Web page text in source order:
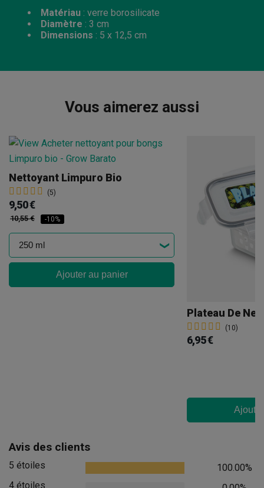
Matériau : verre borosilicate
Diamètre : 3 cm
Dimensions : 5 x 12,5 cm
Vous aimerez aussi
Nettoyant Limpuro Bio
(5)
9,50 €
10,55 € -10%
Ajouter au panier
(10)
6,95 €
Avis des clients
5 étoiles
100.00%
4 étoiles